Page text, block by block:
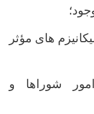
های مؤثر
شوراها و